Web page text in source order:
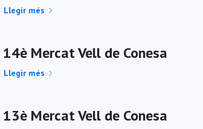
Llegir més
14è Mercat Vell de Conesa
Llegir més
13è Mercat Vell de Conesa